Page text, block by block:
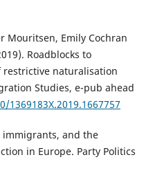
Mouritsen, Emily Cochran
Roadblocks to
restrictive naturalisation
Studies, e-pub ahead
immigrants, and the
in Europe. Party Politics